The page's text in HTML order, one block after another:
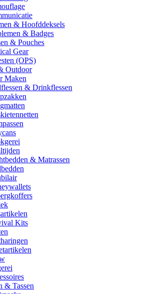
& Hoofddeksels
& Badges
& Pouches
Gear
(OPS)
Outdoor
Maken
& Drinkflessen
& Matrassen
Kits
& Tassen